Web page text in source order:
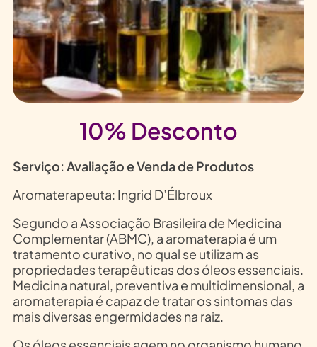
10% Desconto
Serviço: Avaliação e Venda de Produtos
Aromaterapeuta: Ingrid D’Élbroux
Segundo a Associação Brasileira de Medicina
Complementar (ABMC), a aromaterapia é um
tratamento curativo, no qual se utilizam as
propriedades terapêuticas dos óleos essenciais.
Medicina natural, preventiva e multidimensional, a
aromaterapia é capaz de tratar os sintomas das
mais diversas engermidades na raiz.